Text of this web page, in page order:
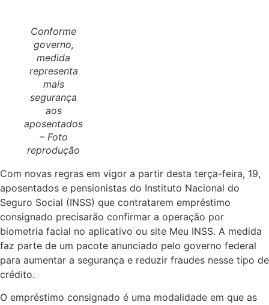
Início
Últimas Notícias
Agenda Cultural
Política
Atos Oficiais
Conforme
governo,
medida
representa
mais
segurança
aos
aposentados
– Foto
reprodução
Com novas regras em vigor a partir desta terça-feira, 19,
aposentados e pensionistas do Instituto Nacional do
Seguro Social (INSS) que contratarem empréstimo
consignado precisarão confirmar a operação por
biometria facial no aplicativo ou site Meu INSS. A medida
faz parte de um pacote anunciado pelo governo federal
para aumentar a segurança e reduzir fraudes nesse tipo de
crédito.
O empréstimo consignado é uma modalidade em que as